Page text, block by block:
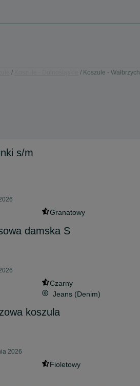
Koszule - Wałbrzych
s/m
Granatowy
damska S
Czarny
Jeans (Denim)
koszula
2026
Fioletowy